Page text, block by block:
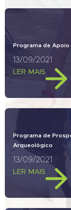
Programa de Apoio
13/09/2021
LER MAIS
Programa de
Arqueológico
13/09/2021
LER MAIS